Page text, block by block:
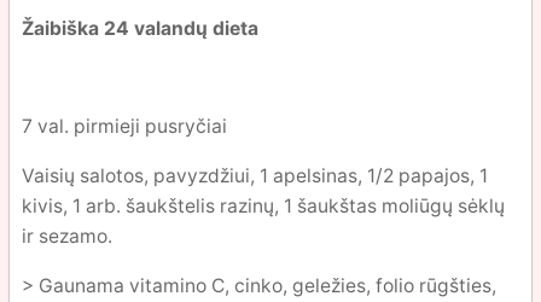
Žaibiška 24 valandų dieta
7 val. pirmieji pusryčiai
Vaisių salotos, pavyzdžiui, 1 apelsinas, 1/2 papajos, 1
kivis, 1 arb. šaukštelis razinų, 1 šaukštas moliūgų sėklų
ir sezamo.
> Gaunama vitamino C, cinko, geležies, folio rūgšties,